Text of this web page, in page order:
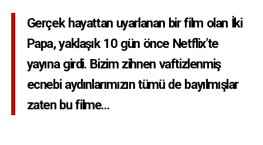
Gerçek hayattan uyarlanan bir film olan İki
Papa, yaklaşık 10 gün önce Netflix’te
yayına girdi. Bizim zihnen vaftizlenmiş
ecnebi aydınlarımızın tümü de bayılmışlar
zaten bu filme…